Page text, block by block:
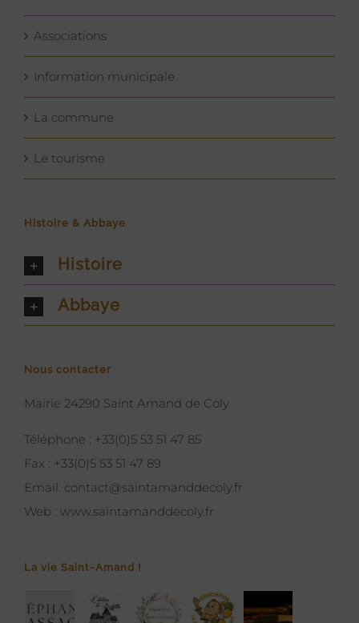
Associations
Information municipale
La commune
Le tourisme
Histoire & Abbaye
Histoire
Abbaye
Nous contacter
Mairie 24290 Saint Amand de Coly
Téléphone : +33(0)5 53 51 47 85
Fax : +33(0)5 53 51 47 89
Email: contact@saintamanddecoly.fr
Web : www.saintamanddecoly.fr
La vie Saint-Amand !